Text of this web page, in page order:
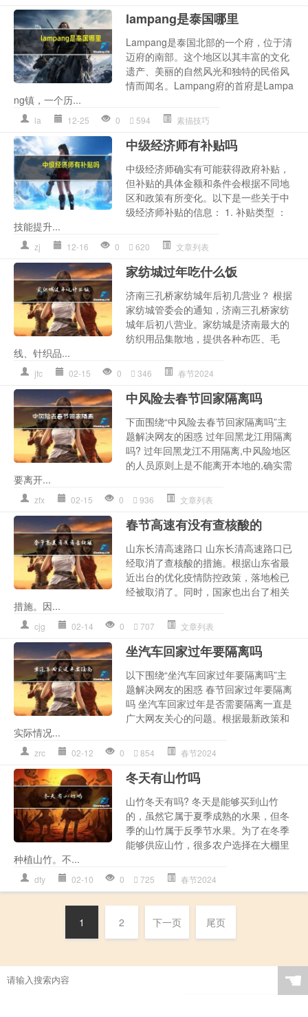
lampang是泰国哪里
Lampang是泰国北部的一个府，位于清
迈府的南部。这个地区以其丰富的文化
遗产、美丽的自然风光和独特的民俗风
情而闻名。Lampang府的首府是Lampa
ng镇，一个历...
la 12-25 0 594 素描技巧
中级经济师有补贴吗
中级经济师确实有可能获得政府补贴，
但补贴的具体金额和条件会根据不同地
区和政策有所变化。以下是一些关于中
级经济师补贴的信息： 1. 补贴类型 ：
技能提升...
zj 12-16 0 620 文章列表
家纺城过年吃什么饭
济南三孔桥家纺城年后初几营业？ 根据
家纺城管委会的通知，济南三孔桥家纺
城年后初八营业。家纺城是济南最大的
纺织用品集散地，提供各种布匹、毛
线、针织品...
jfc 02-15 0 346 春节2024
中风险去春节回家隔离吗
下面围绕“中风险去春节回家隔离吗”主
题解决网友的困惑 过年回黑龙江用隔离
吗? 过年回黑龙江不用隔离,中风险地区
的人员原则上是不能离开本地的,确实需
要离开...
zfx 02-15 0 936 文章列表
春节高速有没有查核酸的
山东长清高速路口 山东长清高速路口已
经取消了查核酸的措施。根据山东省最
近出台的优化疫情防控政策，落地检已
经被取消了。同时，国家也出台了相关
措施。因...
cjg 02-14 0 707 文章列表
坐汽车回家过年要隔离吗
以下围绕“坐汽车回家过年要隔离吗”主
题解决网友的困惑 春节回家过年要隔离
吗 坐汽车回家过年是否需要隔离一直是
广大网友关心的问题。根据最新政策和
实际情况...
zrc 02-12 0 854 春节2024
冬天有山竹吗
山竹冬天有吗? 冬天是能够买到山竹
的，虽然它属于夏季成熟的水果，但冬
季的山竹属于反季节水果。为了在冬季
能够供应山竹，很多农户选择在大棚里
种植山竹。不...
dty 02-10 0 725 春节2024
1 2 下一页 尾页
☚